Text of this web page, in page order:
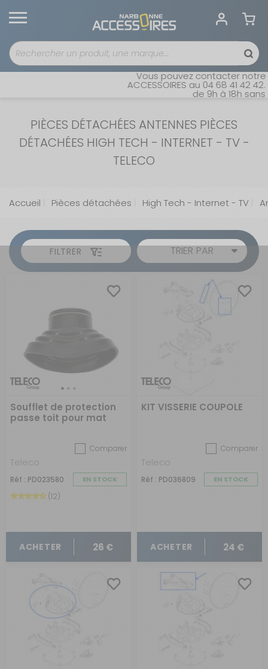
Vous pouvez contacter notre
ACCESSOIRES au 04 68 41 42
de 9h à 18h sans
PIÈCES DÉTACHÉES ANTENNES PIÈCES
DÉTACHÉES HIGH TECH - INTERNET - TV -
TELECO
Accueil Pièces détachées High Tech - Internet - TV
FILTRER TRIER PAR
Soufflet de protection
passe toit pour mat
Comparer
Teleco
Réf : PD023580 EN STOCK
(12)
ACHETER 26 €
KIT VISSERIE COUPOLE
Comparer
Teleco
Réf : PD036809 EN STOCK
ACHETER 24 €